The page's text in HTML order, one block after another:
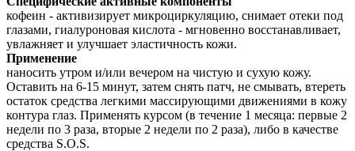
кофеин - активизирует микроциркуляцию, снимает отеки под
глазами, гиалуроновая кислота - мгновенно восстанавливает,
увлажняет и улучшает эластичность кожи.
Применение
наносить утром и/или вечером на чистую и сухую кожу.
Оставить на 6-15 минут, затем снять патч, не смывать, втереть
остаток средства легкими массирующими движениями в кожу
контура глаз. Применять курсом (в течение 1 месяца: первые 2
недели по 3 раза, вторые 2 недели по 2 раза), либо в качестве
средства S.O.S.